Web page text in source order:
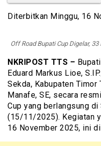
Diterbitkan Minggu, 16
Off Road Bupati Cup Digelar,
NKRIPOST TTS –
Eduard Markus Lioe,
Sekda, Kabupaten Timor
Manafe, SE, secara
Cup yang berlangsung
(15/11/2025). Kegiatan
16 November 2025, ini